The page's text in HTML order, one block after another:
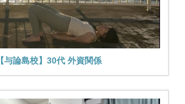
【与論島校】30代 外資関係